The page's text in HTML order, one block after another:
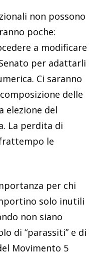
non possono
poche:
a modificare
per adattarli
Ci saranno
delle
elezione del
La perdita di
le
per chi
solo inutili
non siano
di “parassiti” e di
Movimento 5